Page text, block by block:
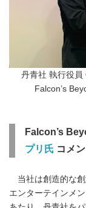
丹青社 執行役員
Falcon’s
Falcon’s
プリ氏 コメ
当社は創造的な創
エンターテインメ